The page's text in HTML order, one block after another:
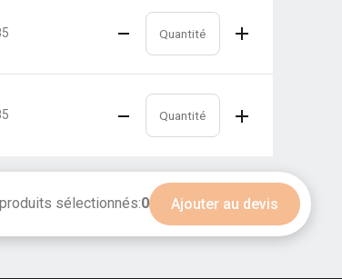
produits sélectionnés:0 Ajouter au devis